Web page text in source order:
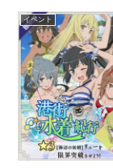
イベント